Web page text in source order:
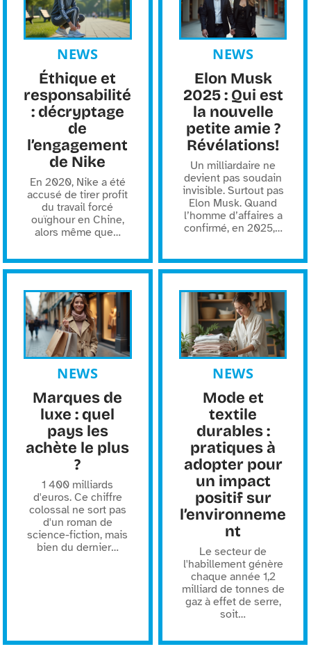
NEWS
Éthique et
responsabilité
: décryptage
de
l’engagement
de Nike
En 2020, Nike a été
accusé de tirer profit
du travail forcé
ouïghour en Chine,
alors même que…
NEWS
Elon Musk
2025 : Qui est
la nouvelle
petite amie ?
Révélations!
Un milliardaire ne
devient pas soudain
invisible. Surtout pas
Elon Musk. Quand
l’homme d’affaires a
confirmé, en 2025,…
NEWS
Marques de
luxe : quel
pays les
achète le plus
?
1 400 milliards
d'euros. Ce chiffre
colossal ne sort pas
d'un roman de
science-fiction, mais
bien du dernier…
NEWS
Mode et
textile
durables :
pratiques à
adopter pour
un impact
positif sur
l’environneme
nt
Le secteur de
l'habillement génère
chaque année 1,2
milliard de tonnes de
gaz à effet de serre,
soit…